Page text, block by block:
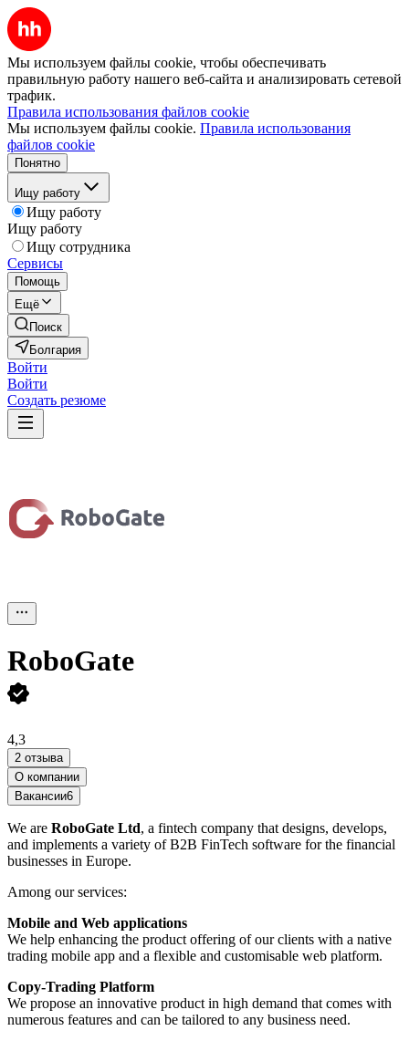
Мы используем файлы cookie, чтобы обеспечивать
правильную работу нашего веб-сайта и анализировать сетевой
трафик.
Правила использования файлов cookie
Мы используем файлы cookie. Правила использования
файлов cookie
Понятно
Ищу работу
Ищу работу
Ищу работу
Ищу сотрудника
Сервисы
Помощь
Ещё
Поиск
Болгария
Войти
Войти
Создать резюме
RoboGate
4,3
2 отзыва
О компании
Вакансии6
We are RoboGate Ltd, a fintech company that designs, develops,
and implements a variety of B2B FinTech software for the financial
businesses in Europe.
Among our services:
Mobile and Web applications
We help enhancing the product offering of our clients with a native
trading mobile app and a flexible and customisable web platform.
Copy-Trading Platform
We propose an innovative product in high demand that comes with
numerous features and can be tailored to any business need.